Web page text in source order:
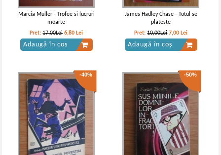
Marcia Muller - Trofee si lucruri
moarte
Pret:17,00Lei 6,80 Lei
Adaugă în coș
James Hadley Chase - Totul se
plateste
Pret:10,00Lei 7,00 Lei
Adaugă în coș
-40% -50%